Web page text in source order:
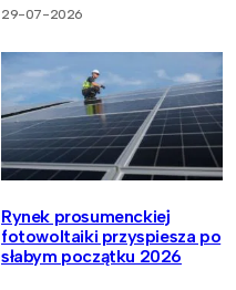
29-07-2026
Rynek prosumenckiej
fotowoltaiki przyspiesza po
słabym początku 2026